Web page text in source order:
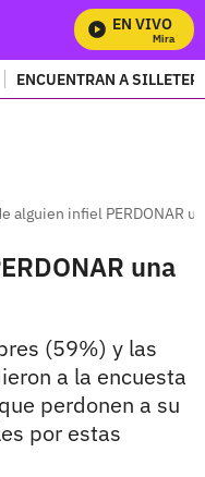
EN VIVO
Mira
ENCUENTRAN A
alguien infiel PERDONAR
una
(59%) y las
a la encuesta
perdonen a su
por estas